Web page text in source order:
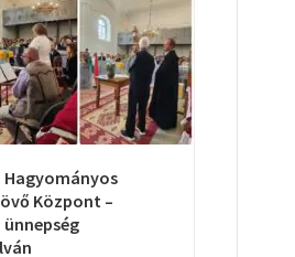
Hagyományos
Központ –